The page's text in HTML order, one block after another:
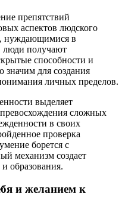
препятствий
аспектов людского
нуждающимися в
люди получают
способности и
значим для создания
личных пределов.
выделяет
превосхождения сложных
в своих
проверка
борется с
механизм создает
образования.
и желанием к